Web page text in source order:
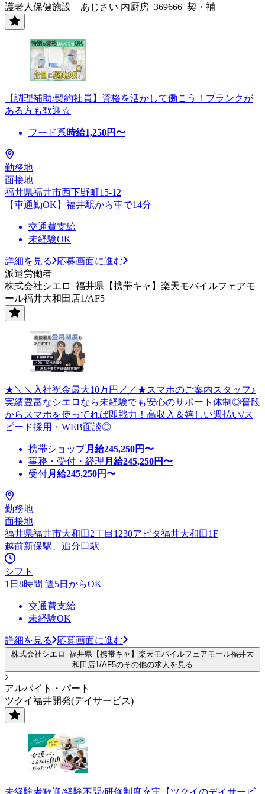
護老人保健施設 あじさい 内厨房_369666_契・補
【調理補助/契約社員】資格を活かして働こう！ブランクが
ある方も歓迎☆
フード系時給1,250円〜
勤務地
面接地
福井県福井市西下野町15-12
【車通勤OK】福井駅から車で14分
交通費支給
未経験OK
詳細を見る
応募画面に進む
派遣労働者
株式会社シエロ_福井県【携帯キャ】楽天モバイルフェアモ
ール福井大和田店1/AF5
★＼＼入社祝金最大10万円／／★スマホのご案内スタッフ♪
実績豊富なシエロなら未経験でも安心のサポート体制◎普段
からスマホを使ってれば即戦力！高収入＆嬉しい週払い/ス
ピード採用・WEB面談◎
携帯ショップ月給245,250円〜
事務・受付・経理 月給245,250円〜
受付月給245,250円〜
勤務地
面接地
福井県福井市大和田2丁目1230アピタ福井大和田1F
越前新保駅、追分口駅
シフト
1日8時間 週5日からOK
交通費支給
未経験OK
詳細を見る 応募画面に進む
株式会社シエロ_福井県【携帯キャ】楽天モバイルフェアモール福井大
和田店1/AF5のその他の求人を見る
アルバイト・パート
ツクイ福井開発(デイサービス)
未経験者歓迎/経験不問/研修制度充実【ツクイのデイサービ